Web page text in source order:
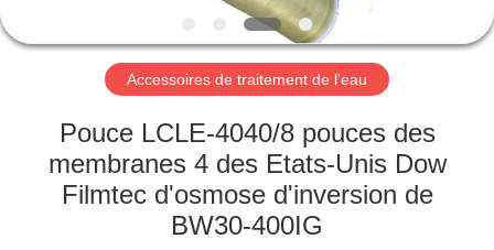
DE
NOUS
VISITE
D'USINE
CONTRÔLE
Accessoires de traitement de l'eau
Pouce LCLE-4040/8 pouces des
membranes 4 des Etats-Unis Dow
Filmtec d'osmose d'inversion de
BW30-400IG